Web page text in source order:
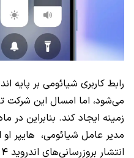
می‌شود، اما امسال این شرکت
زمینه ایجاد کند. بنابراین در
مدیر عامل شیائومی، هایپر